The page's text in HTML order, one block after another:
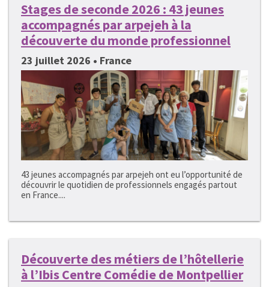
Stages de seconde 2026 : 43 jeunes
accompagnés par arpejeh à la
découverte du monde professionnel
23 juillet 2026 • France
43 jeunes accompagnés par arpejeh ont eu l’opportunité de
découvrir le quotidien de professionnels engagés partout
en France....
Découverte des métiers de l’hôtellerie
à l’Ibis Centre Comédie de Montpellier